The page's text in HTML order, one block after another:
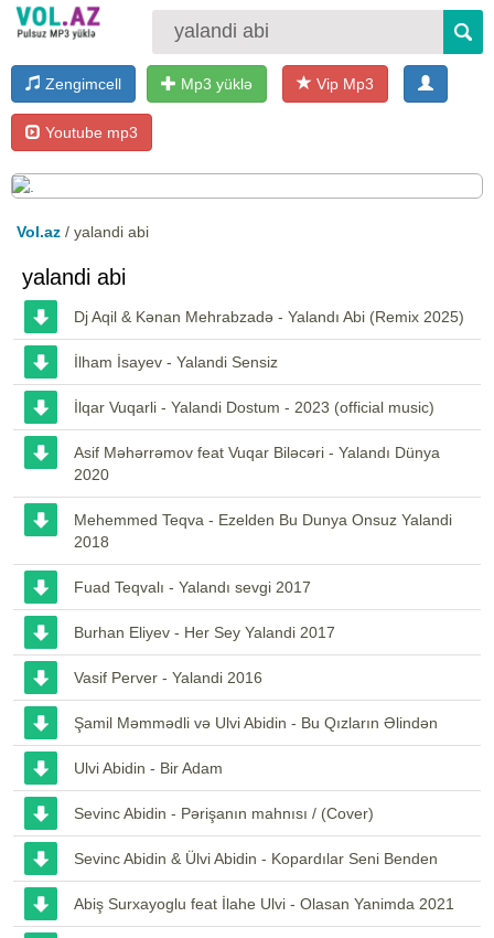
Zengimcell Mp3 yüklə Vip Mp3
Youtube mp3
Vol.az / yalandi abi
yalandi abi
Dj Aqil & Kənan Mehrabzadə - Yalandı Abi (Remix 2025)
İlham İsayev - Yalandi Sensiz
İlqar Vuqarli - Yalandi Dostum - 2023 (official music)
Asif Məhərrəmov feat Vuqar Biləcəri - Yalandı Dünya
2020
Mehemmed Teqva - Ezelden Bu Dunya Onsuz Yalandi
2018
Fuad Teqvalı - Yalandı sevgi 2017
Burhan Eliyev - Her Sey Yalandi 2017
Vasif Perver - Yalandi 2016
Şamil Məmmədli və Ulvi Abidin - Bu Qızların Əlindən
Ulvi Abidin - Bir Adam
Sevinc Abidin - Pərişanın mahnısı / (Cover)
Sevinc Abidin & Ülvi Abidin - Kopardılar Seni Benden
Abiş Surxayoglu feat İlahe Ulvi - Olasan Yanimda 2021